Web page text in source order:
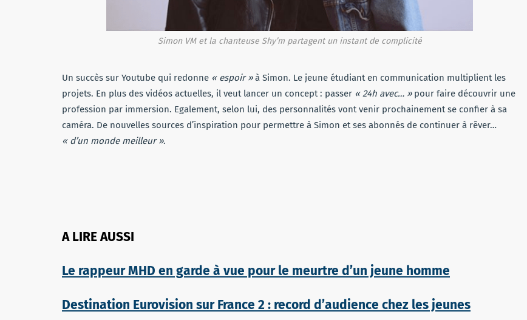
Simon VM et la chanteuse Shy’m partagent un instant de complicité
Un succès sur Youtube qui redonne « espoir »à Simon. Le jeune étudiant en communication multiplient les
projets. En plus des vidéos actuelles, il veut lancer un concept : passer « 24h avec… »pour faire découvrir une
profession par immersion. Egalement, selon lui, des personnalités vont venir prochainement se confier à sa
caméra. De nouvelles sources d’inspiration pour permettre à Simon et ses abonnés de continuer à rêver…
« d’un monde meilleur ».
A LIRE AUSSI
Le rappeur MHD en garde à vue pour le meurtre d’un jeune homme
Destination Eurovision sur France 2 : record d’audience chez les jeunes